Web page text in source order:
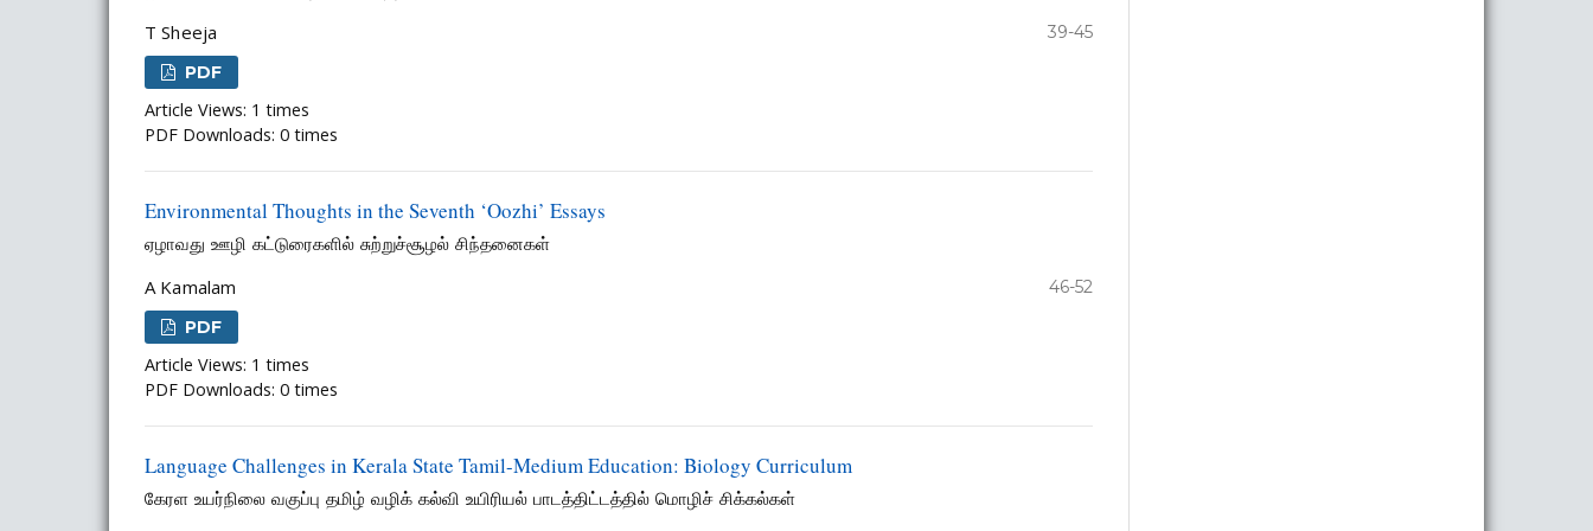
T Sheeja
39-45
PDF
Article Views: 1 times
PDF Downloads: 0 times
Environmental Thoughts in the Seventh ‘Oozhi’ Essays
ஏழாவது ஊழி கட்டுரைகளில் சுற்றுச்சூழல் சிந்தனைகள்
A Kamalam
46-52
PDF
Article Views: 1 times
PDF Downloads: 0 times
Language Challenges in Kerala State Tamil-Medium Education: Biology Curriculum
கேரள உயர்நிலை வகுப்பு தமிழ் வழிக் கல்வி உயிரியல் பாடத்திட்டத்தில் மொழிச் சிக்கல்கள்